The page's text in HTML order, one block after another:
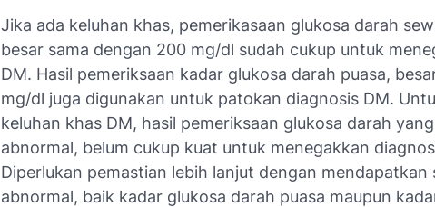
Jika ada keluhan khas, pemerikasaan glukosa darah
besar sama dengan 200 mg/dl sudah cukup untuk
DM. Hasil pemeriksaan kadar glukosa darah puasa,
mg/dl juga digunakan untuk patokan diagnosis DM.
keluhan khas DM, hasil pemeriksaan glukosa darah
abnormal, belum cukup kuat untuk menegakkan
Diperlukan pemastian lebih lanjut dengan mendapatkan
abnormal, baik kadar glukosa darah puasa maupun